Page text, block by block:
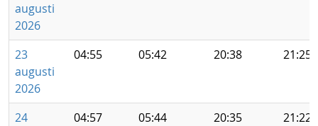
augusti
2026
23
augusti
2026
04:55 05:42 20:38 21:25
24
04:57 05:44 20:35 21:22